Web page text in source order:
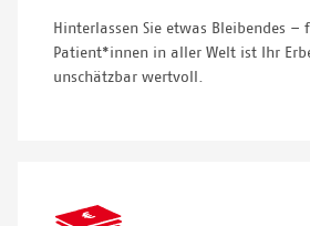
Hinterlassen Sie etwas Bleibendes –
Patient*innen in aller Welt ist Ihr
unschätzbar wertvoll.
SVG